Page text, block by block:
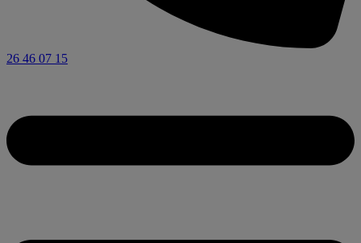
26 46 07 15